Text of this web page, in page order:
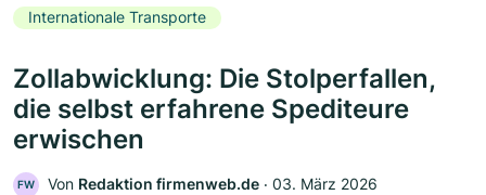
Internationale Transporte
Zollabwicklung: Die Stolperfallen,
die selbst erfahrene Spediteure
erwischen
FW Von Redaktion firmenweb.de ‧ 03. März 2026